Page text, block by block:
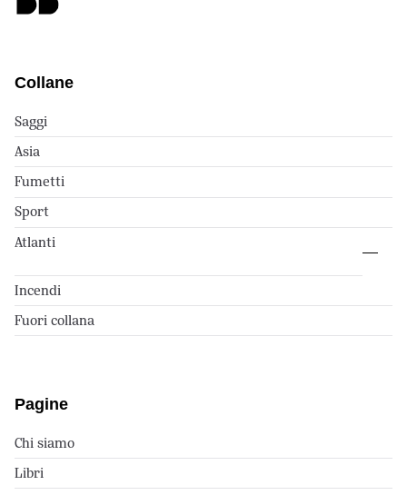
Collane
Saggi
Asia
Fumetti
Sport
Atlanti
Incendi
Fuori collana
Pagine
Chi siamo
Libri